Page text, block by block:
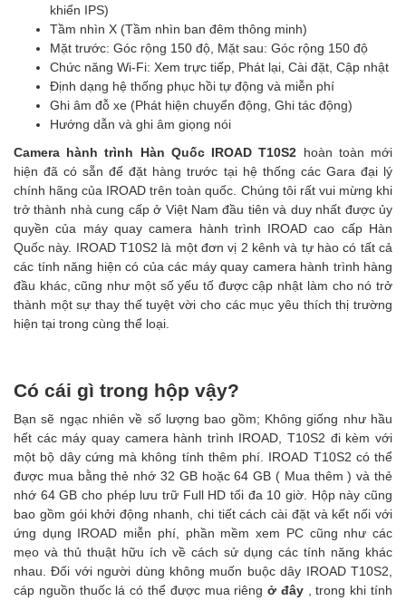
khiển IPS)
Tầm nhìn X (Tầm nhìn ban đêm thông minh)
Mặt trước: Góc rộng 150 độ, Mặt sau: Góc rộng 150 độ
Chức năng Wi-Fi: Xem trực tiếp, Phát lại, Cài đặt, Cập nhật
Định dạng hệ thống phục hồi tự động và miễn phí
Ghi âm đỗ xe (Phát hiện chuyển động, Ghi tác động)
Hướng dẫn và ghi âm giọng nói
Camera hành trình Hàn Quốc IROAD T10S2 hoàn toàn mới
hiện đã có sẵn để đặt hàng trước tại hệ thống các Gara đại lý
chính hãng của IROAD trên toàn quốc. Chúng tôi rất vui mừng khi
trở thành nhà cung cấp ở Việt Nam đầu tiên và duy nhất được ủy
quyền của máy quay camera hành trình IROAD cao cấp Hàn
Quốc này. IROAD T10S2 là một đơn vị 2 kênh và tự hào có tất cả
các tính năng hiện có của các máy quay camera hành trình hàng
đầu khác, cũng như một số yếu tố được cập nhật làm cho nó trở
thành một sự thay thế tuyệt vời cho các mục yêu thích thị trường
hiện tại trong cùng thể loại.
Có cái gì trong hộp vậy?
Bạn sẽ ngạc nhiên về số lượng bao gồm; Không giống như hầu
hết các máy quay camera hành trình IROAD, T10S2 đi kèm với
một bộ dây cứng mà không tính thêm phí. IROAD T10S2 có thể
được mua bằng thẻ nhớ 32 GB hoặc 64 GB ( Mua thêm ) và thẻ
nhớ 64 GB cho phép lưu trữ Full HD tối đa 10 giờ. Hộp này cũng
bao gồm gói khởi động nhanh, chi tiết cách cài đặt và kết nối với
ứng dụng IROAD miễn phí, phần mềm xem PC cũng như các
mẹo và thủ thuật hữu ích về cách sử dụng các tính năng khác
nhau. Đối với người dùng không muốn buộc dây IROAD T10S2,
cáp nguồn thuốc lá có thể được mua riêngở đây, trong khi tính